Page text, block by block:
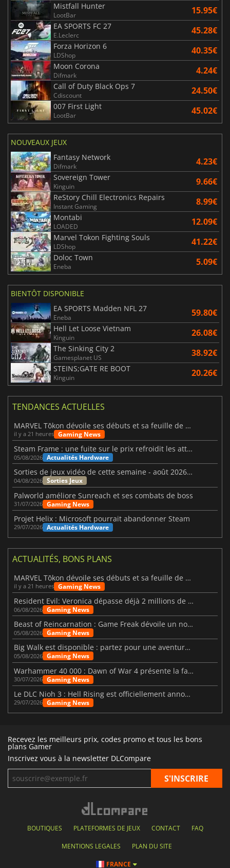
Mistfall Hunter
LootBar 15.95€
EA SPORTS FC 27
E.Leclerc 45.28€
Forza Horizon 6
LDShop 40.35€
Moon Corona
Difmark 4.24€
Call of Duty Black Ops 7
Cdiscount 24.50€
007 First Light
LootBar 45.02€
NOUVEAUX JEUX
Fantasy Network
Difmark 4.23€
Sovereign Tower
Kinguin 9.66€
ReStory Chill Electronics Repairs
Instant Gaming 8.99€
Montabi
LOADED 12.09€
Marvel Tokon Fighting Souls
LDShop 41.22€
Doloc Town
Eneba 5.09€
BIENTÔT DISPONIBLE
EA SPORTS Madden NFL 27
Eneba 59.80€
Hell Let Loose Vietnam
Kinguin 26.08€
The Sinking City 2
Gamesplanet US 38.92€
STEINS;GATE RE BOOT
Kinguin 20.26€
TENDANCES ACTUELLES
MARVEL Tōkon dévoile ses débuts et sa feuille de route
il y a 21 heures Gaming News
Steam Frame : une fuite sur le prix refroidit les attentes VR
05/08/2026 Actualités Hardware
Sorties de jeux vidéo de cette semaine - août 2026 (semaine 32)
04/08/2026 Sorties Jeux
Palworld améliore Sunreach et ses combats de boss
31/07/2026 Gaming News
Projet Helix : Microsoft pourrait abandonner Steam
29/07/2026 Actualités Hardware
ACTUALITÉS, BONS PLANS
MARVEL Tōkon dévoile ses débuts et sa feuille de route
il y a 21 heures Gaming News
Resident Evil: Veronica dépasse déjà 2 millions de wishlists
06/08/2026 Gaming News
Beast of Reincarnation : Game Freak dévoile un nouveau pari
05/08/2026 Gaming News
Big Walk est disponible : partez pour une aventure entre amis
05/08/2026 Gaming News
Warhammer 40 000 : Dawn of War 4 présente la faction des Nécrons
30/07/2026 Gaming News
Le DLC Nioh 3 : Hell Rising est officiellement annoncé
29/07/2026 Gaming News
Recevez les meilleurs prix, codes promo et tous les bons
plans Gamer
Inscrivez vous à la newsletter DLCompare
BOUTIQUES PLATEFORMES DE JEUX CONTACT FAQ
MENTIONS LEGALES PLAN DU SITE
FRANCE